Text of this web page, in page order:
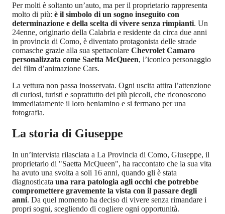
Per molti è soltanto un’auto, ma per il proprietario rappresenta
molto di più: è il simbolo di un sogno inseguito con
determinazione e della scelta di vivere senza rimpianti. Un
24enne, originario della Calabria e residente da circa due anni
in provincia di Como, è diventato protagonista delle strade
comasche grazie alla sua spettacolare Chevrolet Camaro
personalizzata come Saetta McQueen, l’iconico personaggio
del film d’animazione Cars.
La vettura non passa inosservata. Ogni uscita attira l’attenzione
di curiosi, turisti e soprattutto dei più piccoli, che riconoscono
immediatamente il loro beniamino e si fermano per una
fotografia.
La storia di Giuseppe
In un’intervista rilasciata a La Provincia di Como, Giuseppe, il
proprietario di "Saetta McQueen", ha raccontato che la sua vita
ha avuto una svolta a soli 16 anni, quando gli è stata
diagnosticata una rara patologia agli occhi che potrebbe
compromettere gravemente la vista con il passare degli
anni. Da quel momento ha deciso di vivere senza rimandare i
propri sogni, scegliendo di cogliere ogni opportunità.